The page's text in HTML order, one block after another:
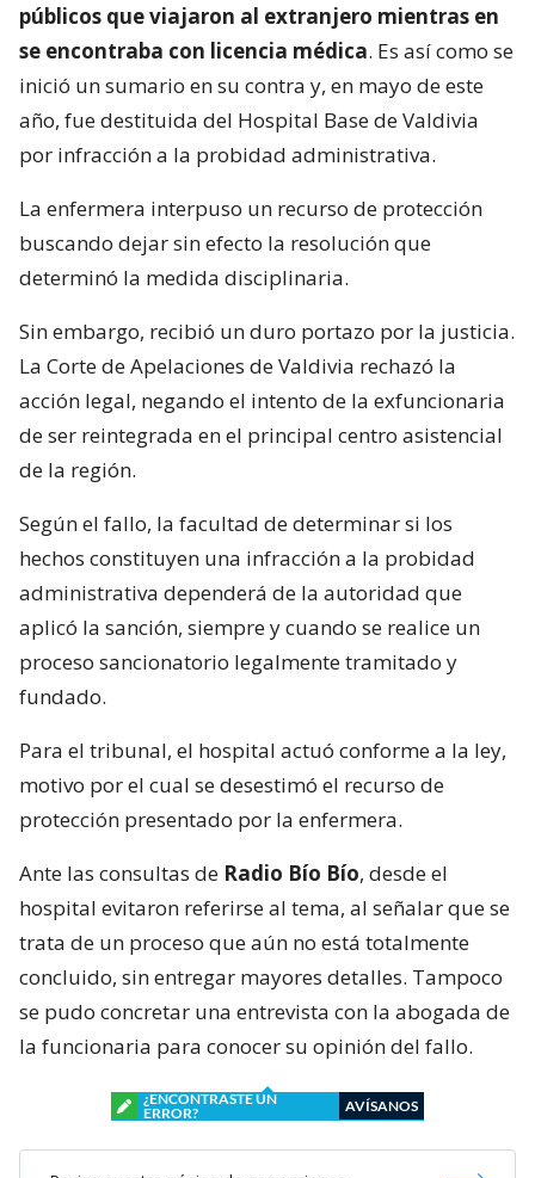
públicos que viajaron al extranjero mientras en
se encontraba con licencia médica. Es así como se
inició un sumario en su contra y, en mayo de este
año, fue destituida del Hospital Base de Valdivia
por infracción a la probidad administrativa.
La enfermera interpuso un recurso de protección
buscando dejar sin efecto la resolución que
determinó la medida disciplinaria.
Sin embargo, recibió un duro portazo por la justicia.
La Corte de Apelaciones de Valdivia rechazó la
acción legal, negando el intento de la exfuncionaria
de ser reintegrada en el principal centro asistencial
de la región.
Según el fallo, la facultad de determinar si los
hechos constituyen una infracción a la probidad
administrativa dependerá de la autoridad que
aplicó la sanción, siempre y cuando se realice un
proceso sancionatorio legalmente tramitado y
fundado.
Para el tribunal, el hospital actuó conforme a la ley,
motivo por el cual se desestimó el recurso de
protección presentado por la enfermera.
Ante las consultas de Radio Bío Bío, desde el
hospital evitaron referirse al tema, al señalar que se
trata de un proceso que aún no está totalmente
concluido, sin entregar mayores detalles. Tampoco
se pudo concretar una entrevista con la abogada de
la funcionaria para conocer su opinión del fallo.
¿ENCONTRASTE UN
ERROR?
AVÍSANOS